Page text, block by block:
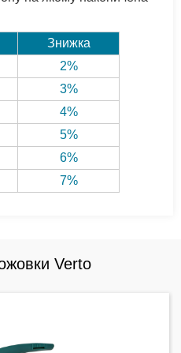
Знижка
2%
3%
4%
5%
6%
7%
Verto